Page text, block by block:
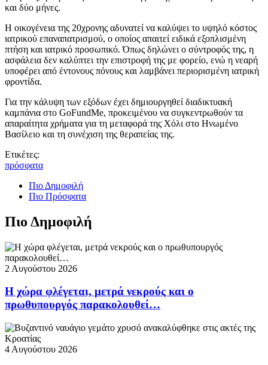
και δύο μήνες.
Η οικογένεια της 20χρονης αδυνατεί να καλύψει το υψηλό κόστος
ιατρικού επαναπατρισμού, ο οποίος απαιτεί ειδικά εξοπλισμένη
πτήση και ιατρικό προσωπικό. Όπως δηλώνει ο σύντροφός της, η
ασφάλεια δεν καλύπτει την επιστροφή της με φορείο, ενώ η νεαρή
υποφέρει από έντονους πόνους και λαμβάνει περιορισμένη ιατρική
φροντίδα.
Για την κάλυψη των εξόδων έχει δημιουργηθεί διαδικτυακή
καμπάνια στο GoFundMe, προκειμένου να συγκεντρωθούν τα
απαραίτητα χρήματα για τη μεταφορά της Χόλι στο Ηνωμένο
Βασίλειο και τη συνέχιση της θεραπείας της.
Ετικέτες:
πρόσφατα
Πιο Δημοφιλή
Πιο Πρόσφατα
Πιο Δημοφιλή
2 Αυγούστου 2026
Η χώρα φλέγεται, μετρά νεκρούς και ο
πρωθυπουργός παρακολουθεί…
4 Αυγούστου 2026